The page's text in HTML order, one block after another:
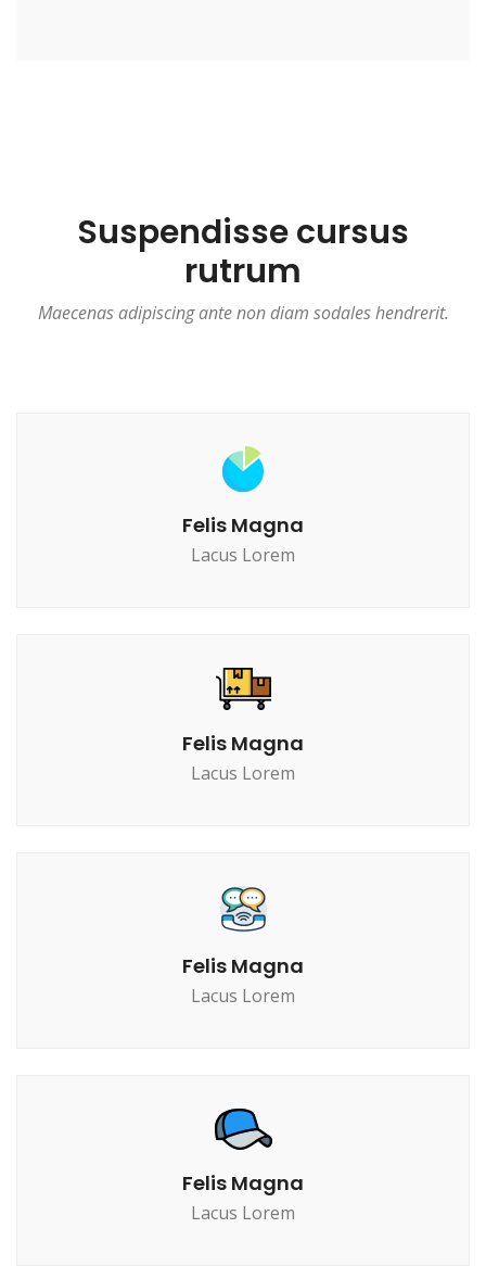
Suspendisse cursus
rutrum
Maecenas adipiscing ante non diam sodales hendrerit.
Felis Magna
Lacus Lorem
Felis Magna
Lacus Lorem
Felis Magna
Lacus Lorem
Felis Magna
Lacus Lorem